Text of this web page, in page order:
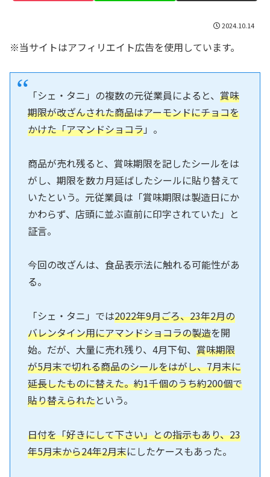
2024.10.14
※当サイトはアフィリエイト広告を使用しています。
「シェ・タニ」の複数の元従業員によると、 賞味
期限が改ざんされた商品はアーモンドにチョコを
かけた「アマンドショコラ」。
商品が売れ残ると、賞味期限を記したシールをは
がし、期限を数カ月延ばしたシールに貼り替えて
いたという。元従業員は「賞味期限は製造日にか
かわらず、店頭に並ぶ直前に印字されていた」と
証言。
今回の改ざんは、食品表示法に触れる可能性があ
る。
「シェ・タニ」では2022年9月ごろ、23年2月の
バレンタイン用にアマンドショコラの製造を開
始。だが、大量に売れ残り、4月下旬、 賞味期限
が5月末で切れる商品のシールをはがし、7月末に
延長したものに替えた。約1千個のうち約200個で
貼り替えられたという。
日付を「好きにして下さい」との指示もあり、23
年5月末から24年2月末にしたケースもあった。